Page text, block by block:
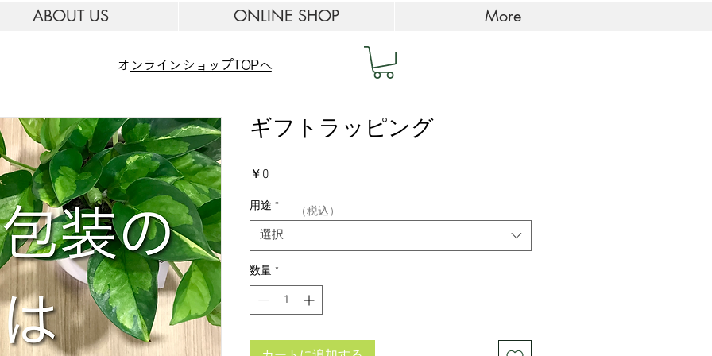
ABOUT US ONLINE SHOP More
ギフトラッピング
￥0
用途 *
選択
数量 *
​ オンラインショップTOPへ
​（税込）